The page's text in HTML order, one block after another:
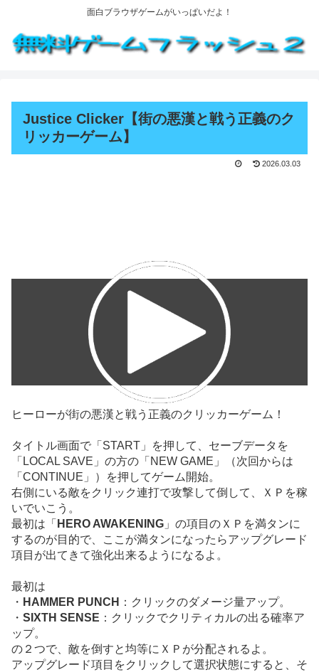
面白ブラウザゲームがいっぱいだよ！
Justice Clicker【街の悪漢と戦う正義のク
リッカーゲーム】
2026.03.03
ヒーローが街の悪漢と戦う正義のクリッカーゲーム！
タイトル画面で「START」を押して、セーブデータを
「LOCAL SAVE」の方の「NEW GAME」（次回からは
「CONTINUE」）を押してゲーム開始。
右側にいる敵をクリック連打で攻撃して倒して、ＸＰを稼
いでいこう。
最初は「 HERO AWAKENING 」の項目のＸＰを満タンに
するのが目的で、ここが満タンになったらアップグレード
項目が出てきて強化出来るようになるよ。
最初は
・ HAMMER PUNCH ：クリックのダメージ量アップ。
・ SIXTH SENSE ：クリックでクリティカルの出る確率ア
ップ。
の２つで、敵を倒すと均等にＸＰが分配されるよ。
アップグレード項目をクリックして選択状態にすると、そ